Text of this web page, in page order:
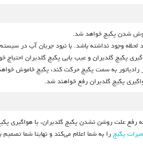
شدن پکیج خواهد شد.
وجود نداشته باشد. با نبود جریان آب در
پکیج گلدیران و عیب یابی پکیج گلدیران احتیاج
رادیاتور به سمت پکیج حرکت کند، پکیج خاموش
پکیج گلدیران رفع خواهند شد.
علت روشن نشدن پکیج گلدیران، یا هواگیری
پکیجرا به شما اعلام می‌کند و نهایتا شما